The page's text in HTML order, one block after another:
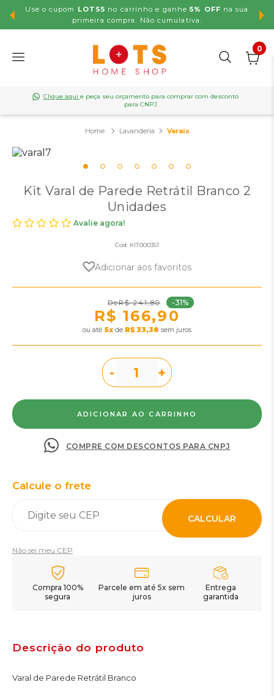
Use o cupom LOTS5 no carrinho e ganhe5% OFF na sua
primeira compra. Não cumulativa.
0
Clique aqui e peça seu orçamento para comprar com desconto
para CNPJ
Lavanderia Varais
Kit Varal de Parede Retrátil Branco 2
Unidades
Avalie agora!
Cod: KIT000351
Adicionar aos favoritos
R$ 241,80 -31%
R$ 166,90
ou 5x de R$ 33,38 sem juros
- +
COMPRE COM DESCONTOS PARA CNPJ
Calcule o frete
CALCULAR
Não sei meu CEP
Compra 100%
segura
Parcele em até 5x sem
juros
Entrega
garantida
Descrição do produto
Varal de Parede Retrátil Branco